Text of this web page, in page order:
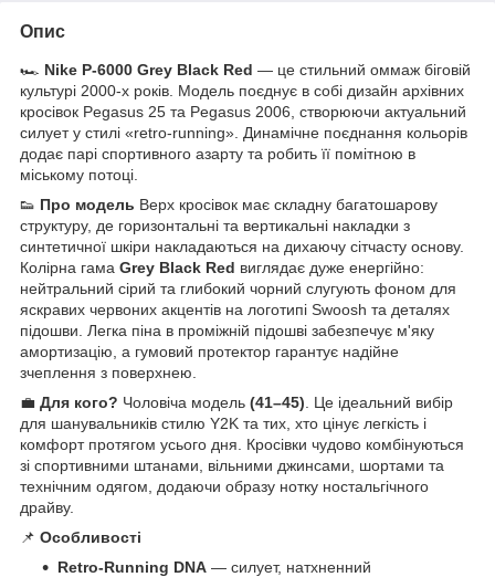
Опис
🏎️ Nike P-6000 Grey Black Red — це стильний оммаж біговій
культурі 2000-х років. Модель поєднує в собі дизайн архівних
кросівок Pegasus 25 та Pegasus 2006, створюючи актуальний
силует у стилі «retro-running». Динамічне поєднання кольорів
додає парі спортивного азарту та робить її помітною в
міському потоці.
👟 Про модель Верх кросівок має складну багатошарову
структуру, де горизонтальні та вертикальні накладки з
синтетичної шкіри накладаються на дихаючу сітчасту основу.
Колірна гама Grey Black Red виглядає дуже енергійно:
нейтральний сірий та глибокий чорний слугують фоном для
яскравих червоних акцентів на логотипі Swoosh та деталях
підошви. Легка піна в проміжній підошві забезпечує м'яку
амортизацію, а гумовий протектор гарантує надійне
зчеплення з поверхнею.
💼 Для кого? Чоловіча модель (41–45) . Це ідеальний вибір
для шанувальників стилю Y2K та тих, хто цінує легкість і
комфорт протягом усього дня. Кросівки чудово комбінуються
зі спортивними штанами, вільними джинсами, шортами та
технічним одягом, додаючи образу нотку ностальгічного
драйву.
📌 Особливості
Retro-Running DNA — силует, натхненний